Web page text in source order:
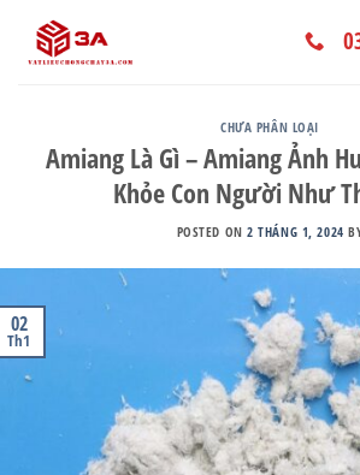
content
CHƯA PHÂN LOẠI
Amiang Là Gì – Amiang Ảnh
Khỏe Con Người Như
POSTED ON2 THÁNG 1, 2024
02
Th1